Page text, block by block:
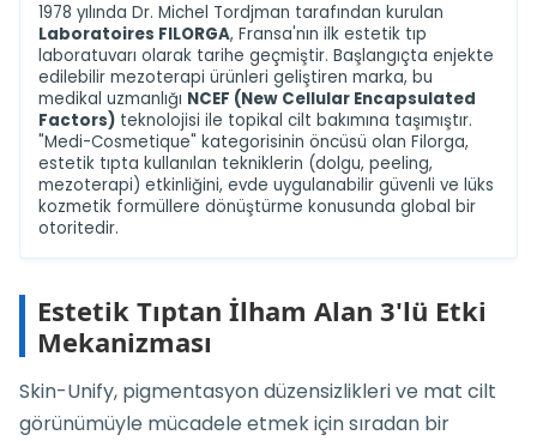
1978 yılında Dr. Michel Tordjman tarafından kurulan
Laboratoires FILORGA, Fransa'nın ilk estetik tıp
laboratuvarı olarak tarihe geçmiştir. Başlangıçta enjekte
edilebilir mezoterapi ürünleri geliştiren marka, bu
medikal uzmanlığı NCEF (New Cellular Encapsulated
Factors) teknolojisi ile topikal cilt bakımına taşımıştır.
"Medi-Cosmetique" kategorisinin öncüsü olan Filorga,
estetik tıpta kullanılan tekniklerin (dolgu, peeling,
mezoterapi) etkinliğini, evde uygulanabilir güvenli ve lüks
kozmetik formüllere dönüştürme konusunda global bir
otoritedir.
Estetik Tıptan İlham Alan 3'lü Etki
Mekanizması
Skin-Unify, pigmentasyon düzensizlikleri ve mat cilt
görünümüyle mücadele etmek için sıradan bir